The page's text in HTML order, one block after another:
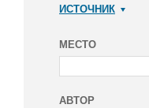
ИСТОЧНИК
МЕСТО
АВТОР